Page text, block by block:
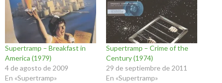
Supertramp – Breakfast in
America (1979)
4 de agosto de 2009
En «Supertramp»
Supertramp – Crime of the
Century (1974)
29 de septiembre de 2011
En «Supertramp»